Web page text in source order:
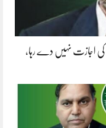
کی اجازت نہیں دے رہا،